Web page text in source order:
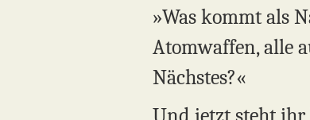
»Was kommt als
Atomwaffen, alle
Nächstes?«